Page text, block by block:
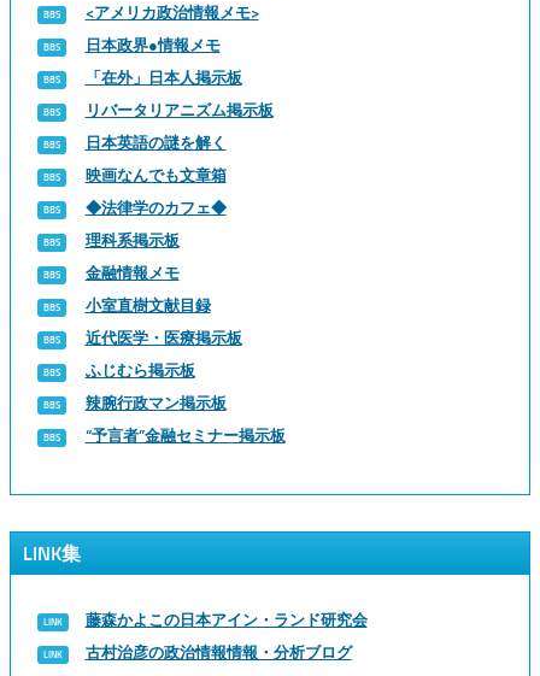
<アメリカ政治情報メモ>
日本政界●情報メモ
「在外」日本人掲示板
リバータリアニズム掲示板
日本英語の謎を解く
映画なんでも文章箱
◆法律学のカフェ◆
理科系掲示板
金融情報メモ
小室直樹文献目録
近代医学・医療掲示板
ふじむら掲示板
辣腕行政マン掲示板
“予言者”金融セミナー掲示板
LINK集
藤森かよこの日本アイン・ランド研究会
古村治彦の政治情報情報・分析ブログ